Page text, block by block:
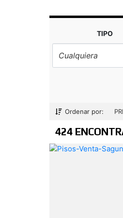
TIPO
Ordenar por:
424